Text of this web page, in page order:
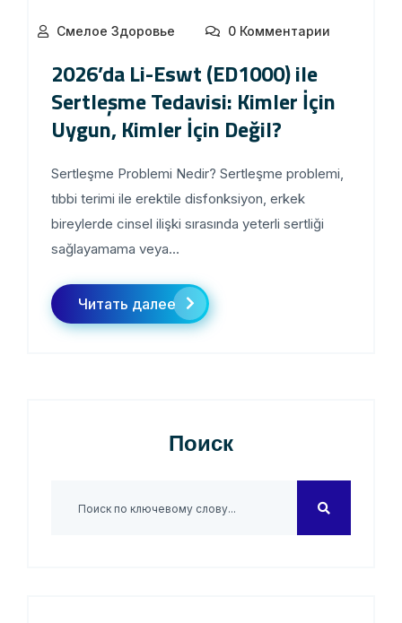
Смелое Здоровье 0 Комментарии
2026’da Li-Eswt (ED1000) ile
Sertleşme Tedavisi: Kimler İçin
Uygun, Kimler İçin Değil?
Sertleşme Problemi Nedir? Sertleşme problemi,
tıbbi terimi ile erektile disfonksiyon, erkek
bireylerde cinsel ilişki sırasında yeterli sertliği
sağlayamama veya...
Читать далее
Поиск